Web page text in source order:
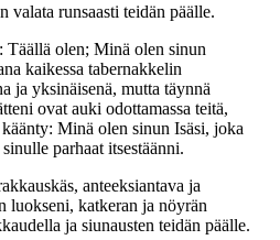
valata runsaasti teidän päälle.
Täällä olen; Minä olen sinun
kaikessa tabernakkelin
ja yksinäisenä, mutta täynnä
ovat auki odottamassa teitä,
Minä olen sinun Isäsi, joka
parhaat itsestäänni.
anteeksiantava ja
luokseni, katkeran ja nöyrän
ja siunausten teidän päälle.